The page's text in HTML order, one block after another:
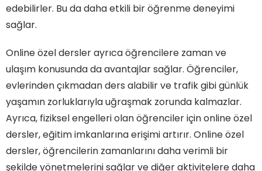
edebilirler. Bu da daha etkili bir öğrenme deneyimi
sağlar.
Online özel dersler ayrıca öğrencilere zaman ve
ulaşım konusunda da avantajlar sağlar. Öğrenciler,
evlerinden çıkmadan ders alabilir ve trafik gibi günlük
yaşamın zorluklarıyla uğraşmak zorunda kalmazlar.
Ayrıca, fiziksel engelleri olan öğrenciler için online özel
dersler, eğitim imkanlarına erişimi artırır. Online özel
dersler, öğrencilerin zamanlarını daha verimli bir
şekilde yönetmelerini sağlar ve diğer aktivitelere daha